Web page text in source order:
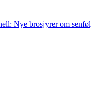
Nye brosjyrer om